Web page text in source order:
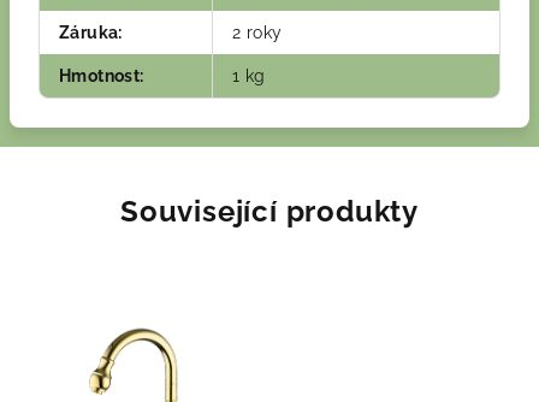
Záruka: 2 roky
Hmotnost: 1 kg
Související produkty